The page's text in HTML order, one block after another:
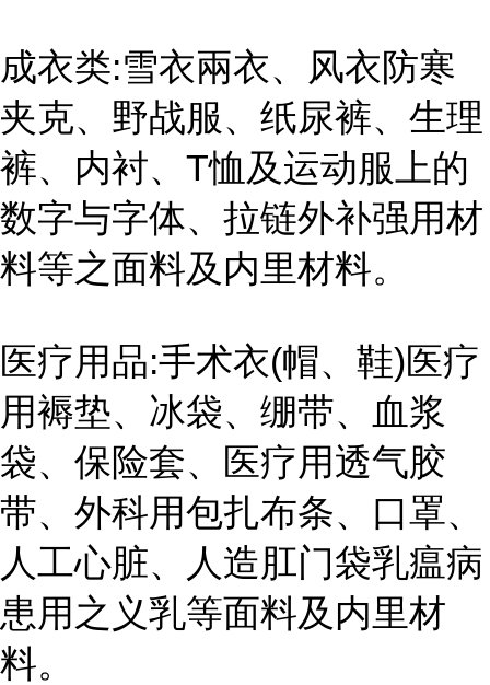
成衣类:雪衣兩衣、风衣防寒
夹克、野战服、纸尿裤、生理
裤、内衬、T恤及运动服上的
数字与字体、拉链外补强用材
料等之面料及内里材料。
医疗用品:手术衣(帽、鞋)医疗
用褥垫、冰袋、绷带、血浆
袋、保险套、医疗用透气胶
带、外科用包扎布条、口罩、
人工心脏、人造肛门袋乳瘟病
患用之义乳等面料及内里材
料。